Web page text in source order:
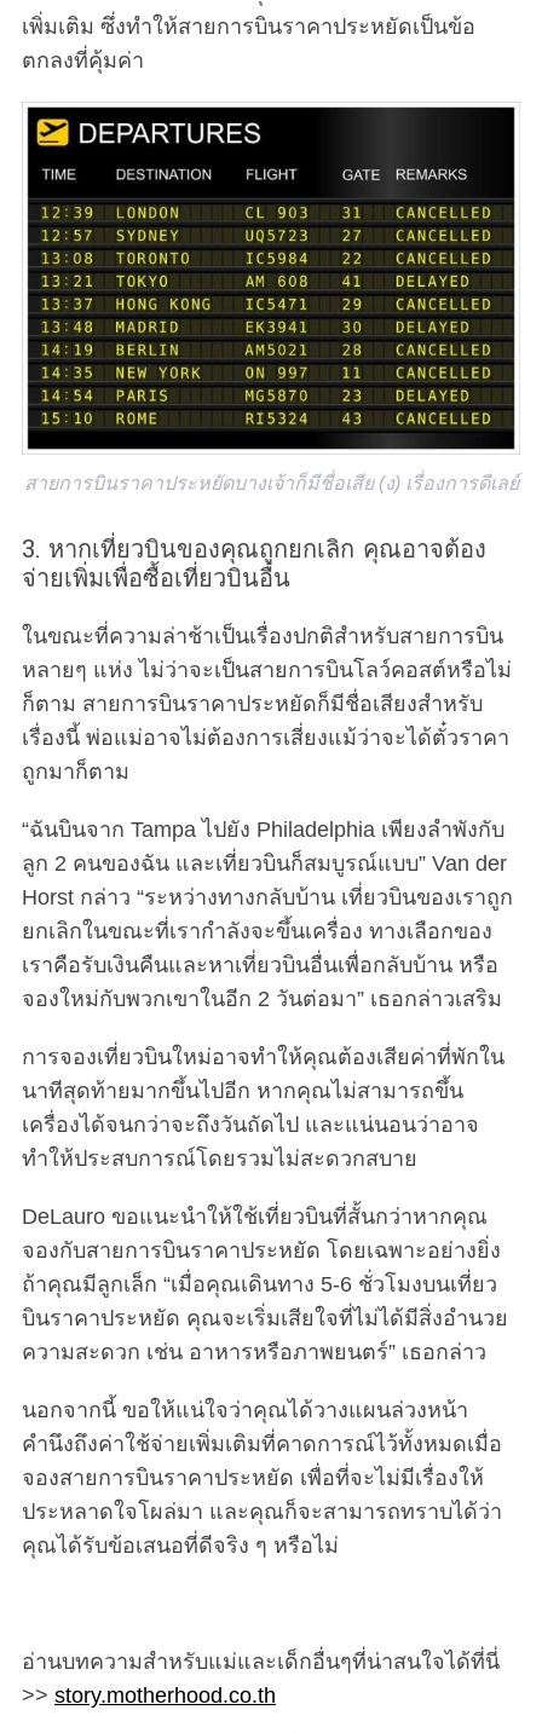
เพิ่มเติม ซึ่งทำให้สายการบินราคาประหยัดเป็นข้อ
ตกลงที่คุ้มค่า
สายการบินราคาประหยัดบางเจ้าก็มีชื่อเสีย (ง) เรื่องการดีเลย์
3. หากเที่ยวบินของคุณถูกยกเลิก คุณอาจต้อง
จ่ายเพิ่มเพื่อซื้อเที่ยวบินอื่น
ในขณะที่ความล่าช้าเป็นเรื่องปกติสำหรับสายการบิน
หลายๆ แห่ง ไม่ว่าจะเป็นสายการบินโลว์คอสต์หรือไม่
ก็ตาม สายการบินราคาประหยัดก็มีชื่อเสียงสำหรับ
เรื่องนี้ พ่อแม่อาจไม่ต้องการเสี่ยงแม้ว่าจะได้ตั๋วราคา
ถูกมาก็ตาม
“ฉันบินจาก Tampa ไปยัง Philadelphia เพียงลำพังกับ
ลูก 2 คนของฉัน และเที่ยวบินก็สมบูรณ์แบบ” Van der
Horst กล่าว “ระหว่างทางกลับบ้าน เที่ยวบินของเราถูก
ยกเลิกในขณะที่เรากำลังจะขึ้นเครื่อง ทางเลือกของ
เราคือรับเงินคืนและหาเที่ยวบินอื่นเพื่อกลับบ้าน หรือ
จองใหม่กับพวกเขาในอีก 2 วันต่อมา” เธอกล่าวเสริม
การจองเที่ยวบินใหม่อาจทำให้คุณต้องเสียค่าที่พักใน
นาทีสุดท้ายมากขึ้นไปอีก หากคุณไม่สามารถขึ้น
เครื่องได้จนกว่าจะถึงวันถัดไป และแน่นอนว่าอาจ
ทำให้ประสบการณ์โดยรวมไม่สะดวกสบาย
DeLauro ขอแนะนำให้ใช้เที่ยวบินที่สั้นกว่าหากคุณ
จองกับสายการบินราคาประหยัด โดยเฉพาะอย่างยิ่ง
ถ้าคุณมีลูกเล็ก “เมื่อคุณเดินทาง 5-6 ชั่วโมงบนเที่ยว
บินราคาประหยัด คุณจะเริ่มเสียใจที่ไม่ได้มีสิ่งอำนวย
ความสะดวก เช่น อาหารหรือภาพยนตร์” เธอกล่าว
นอกจากนี้ ขอให้แน่ใจว่าคุณได้วางแผนล่วงหน้า
คำนึงถึงค่าใช้จ่ายเพิ่มเติมที่คาดการณ์ไว้ทั้งหมดเมื่อ
จองสายการบินราคาประหยัด เพื่อที่จะไม่มีเรื่องให้
ประหลาดใจโผล่มา และคุณก็จะสามารถทราบได้ว่า
คุณได้รับข้อเสนอที่ดีจริง ๆ หรือไม่
อ่านบทความสำหรับแม่และเด็กอื่นๆที่น่าสนใจได้ที่นี่
>> story.motherhood.co.th